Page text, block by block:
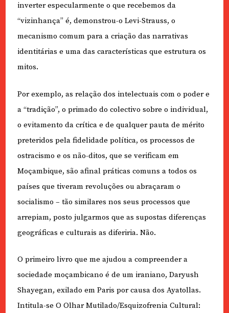
inverter especularmente o que recebemos da
“vizinhança” é, demonstrou-o Levi-Strauss, o
mecanismo comum para a criação das narrativas
identitárias e uma das características que estrutura os
mitos.
Por exemplo, as relação dos intelectuais com o poder e
a “tradição”, o primado do colectivo sobre o individual,
o evitamento da crítica e de qualquer pauta de mérito
preteridos pela fidelidade política, os processos de
ostracismo e os não-ditos, que se verificam em
Moçambique, são afinal práticas comuns a todos os
países que tiveram revoluções ou abraçaram o
socialismo – tão similares nos seus processos que
arrepiam, posto julgarmos que as supostas diferenças
geográficas e culturais as diferiria. Não.
O primeiro livro que me ajudou a compreender a
sociedade moçambicano é de um iraniano, Daryush
Shayegan, exilado em Paris por causa dos Ayatollas.
Intitula-se O Olhar Mutilado/Esquizofrenia Cultural: